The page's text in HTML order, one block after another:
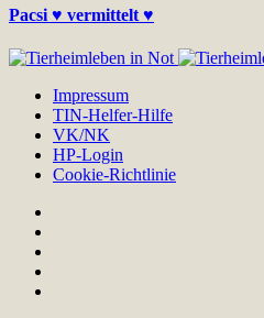
Pacsi ♥ vermittelt ♥
Impressum
TIN-Helfer-Hilfe
VK/NK
HP-Login
Cookie-Richtlinie